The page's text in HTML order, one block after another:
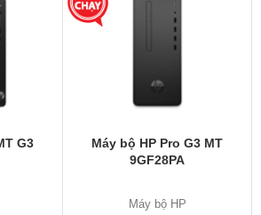
G3
Máy bộ HP Pro G3 MT
9GF28PA
Máy bộ HP